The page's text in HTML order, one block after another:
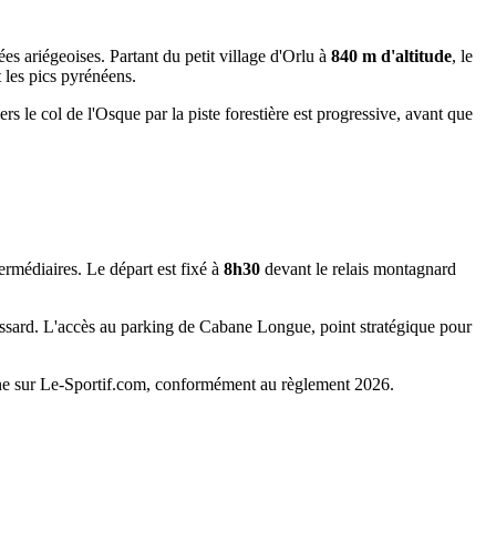
ariégeoises. Partant du petit village d'Orlu à 840 m d'altitude, le
pics pyrénéens.
le col de l'Osque par la piste forestière est progressive, avant que
Le départ est fixé à 8h30 devant le relais montagnard
L'accès au parking de Cabane Longue, point stratégique pour
sur Le-Sportif.com, conformément au règlement 2026.